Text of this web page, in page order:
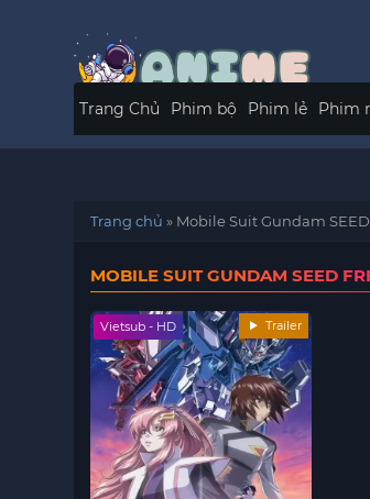
Trang Chủ Phim bộ Phim lẻ Phim
Trang chủ » Mobile Suit Gundam
MOBILE SUIT GUNDAM SEED
Vietsub - HD Trailer